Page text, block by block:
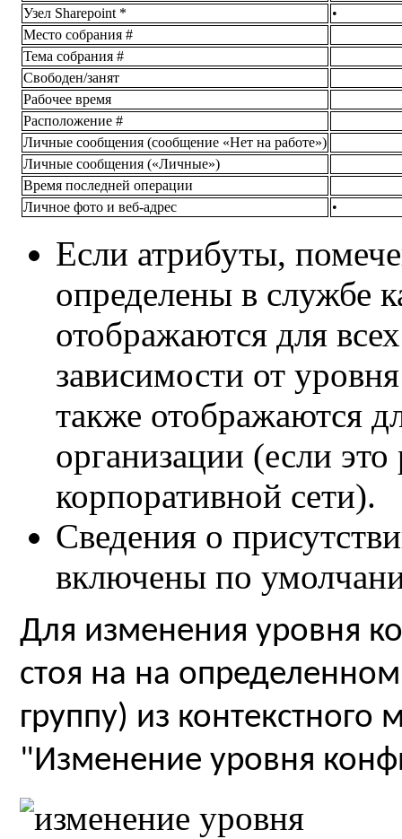
Узел Sharepoint *
•
Место собрания #
Тема собрания #
Свободен/занят
Рабочее время
Расположение #
Личные сообщения (сообщение «Нет на работе»)
Личные сообщения («Личные»)
Время последней операции
Личное фото и веб-адрес
•
Если атрибуты,
определены в службе
отображаются для
зависимости от
также отображаются
организации (если
корпоративной сети).
Сведения о
включены по
Для изменения уровня
стоя на на
группу) из
"Изменение уровня